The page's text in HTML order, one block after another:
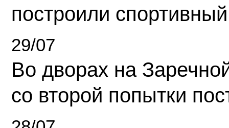
построили
29/07
Во дворах на
со второй попытки